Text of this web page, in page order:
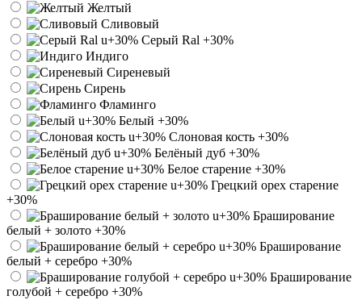
Желтый
Сливовый
Серый Ral +30%
Индиго
Сиреневый
Сирень
Фламинго
Белый +30%
Слоновая кость +30%
Белёный дуб +30%
Белое старение +30%
Грецкий орех старение
+30%
Браширование
белый + золото +30%
Браширование
белый + серебро +30%
Браширование
голубой + серебро +30%